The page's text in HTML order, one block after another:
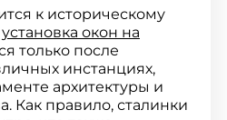
к историческому
установка окон на
только после
инстанциях,
архитектуры и
Как правило, сталинки